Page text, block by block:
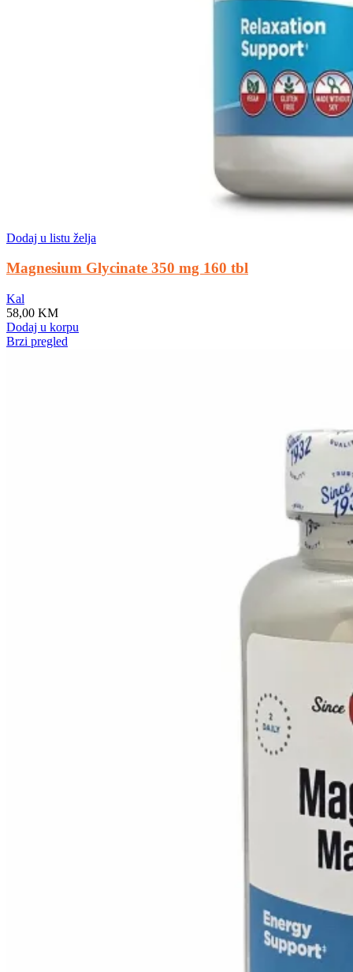
Dodaj u listu želja
Magnesium Glycinate 350 mg 160 tbl
Kal
58,00 KM
Dodaj u korpu
Brzi pregled